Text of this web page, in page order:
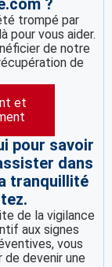
?
trompé par
pour vous aider.
de notre
de
et
pour savoir
dans
tranquillité
de la vigilance
aux signes
vous
devenir une